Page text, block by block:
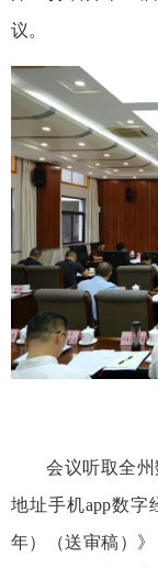
议。
会议听取全
地址手机app数字
年）（送审稿）